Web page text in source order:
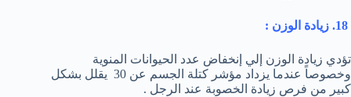
تؤدي زيادة الوزن إلي إنخفاض عدد الحيوانات المنوية
وخصوصاً عندما يزداد مؤشر كتلة الجسم عن 30 يقلل بشكل
كبير من فرص زيادة الخصوبة عند الرجل .